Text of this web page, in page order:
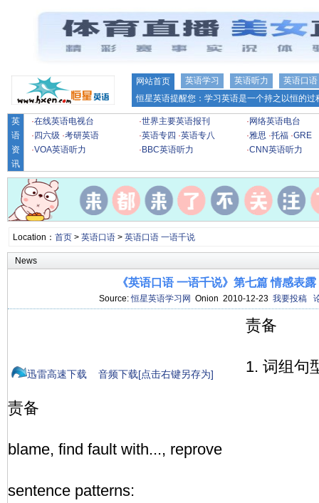
网站首页 英语学习 英语听力
英语口语
恒星英语提醒您：学习英语是一个持之以恒的
英
语
资
讯
·在线英语电视台 ·世界主要英语报刊 · 网络英语电台
· 四六级 ·考研英语 ·英语专四 ·英语专八 ·雅思 ·托福 ·GRE
·VOA英语听力 · BBC英语听力 ·CNN英语听力
Location： 首页> 英语口语> 英语口语 一语千说
News
《英语口语 一语千说》第七篇 情感表
Source:恒星英语学习网 Onion 2010-12-23 我要投稿
迅雷高速下载 音频下载[点击右键另存为]
责备
1. 词组句
责备
blame, find fault with..., reprove
sentence patterns: